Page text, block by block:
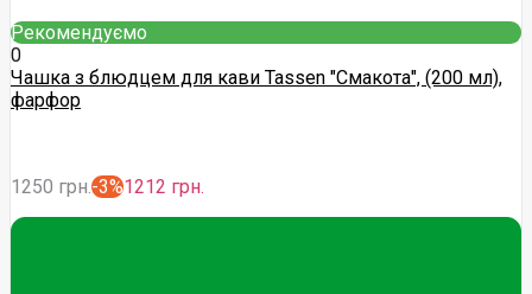
Рекомендуємо
0
Чашка з блюдцем для кави Tassen "Смакота", (200 мл),
фарфор
1250 грн.-3%1212 грн.